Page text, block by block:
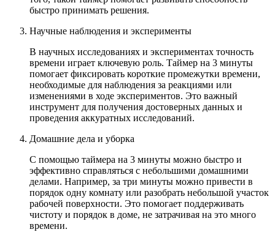
быстро принимать решения.
Научные наблюдения и эксперименты
В научных исследованиях и экспериментах точность
времени играет ключевую роль. Таймер на 3 минуты
помогает фиксировать короткие промежутки времени,
необходимые для наблюдения за реакциями или
изменениями в ходе экспериментов. Это важный
инструмент для получения достоверных данных и
проведения аккуратных исследований.
Домашние дела и уборка
С помощью таймера на 3 минуты можно быстро и
эффективно справляться с небольшими домашними
делами. Например, за три минуты можно привести в
порядок одну комнату или разобрать небольшой участок
рабочей поверхности. Это помогает поддерживать
чистоту и порядок в доме, не затрачивая на это много
времени.